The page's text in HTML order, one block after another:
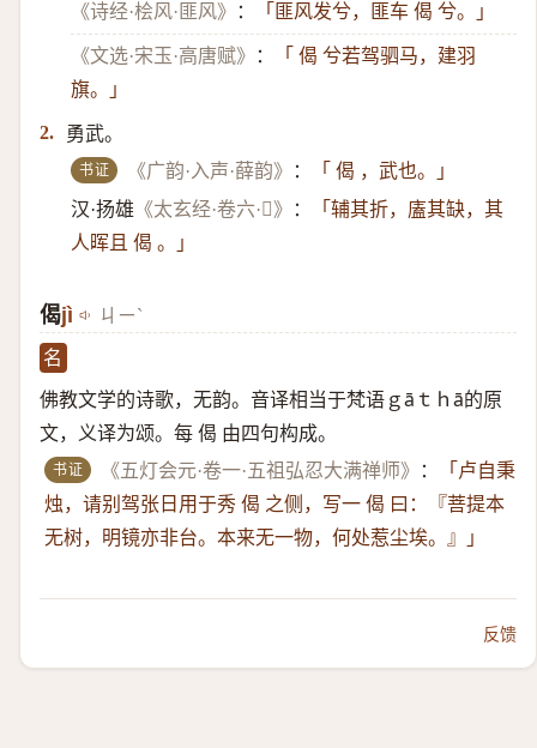
《诗经·桧风·匪风》
： 「匪风发兮，匪车 偈 兮。」
《文选·宋玉·高唐赋》 ：
「 偈 兮若驾驷马，建羽
旗。」
2. 勇武。
书证 《广韵·入声·薛韵》 ：
「 偈 ，武也。」
汉·扬雄 《太玄经·卷六·𫔵》 ：
「辅其折，廅其缺，其
人晖且 偈 。」
偈jì ㄐㄧˋ
名
佛教文学的诗歌，无韵。音译相当于梵语ｇāｔｈā的原
文，义译为颂。每 偈 由四句构成。
书证 《五灯会元·卷一·五祖弘忍大满禅师》 ：
「卢自秉
烛，请别驾张日用于秀 偈 之侧，写一 偈 曰：『菩提本
无树，明镜亦非台。本来无一物，何处惹尘埃。』」
反馈